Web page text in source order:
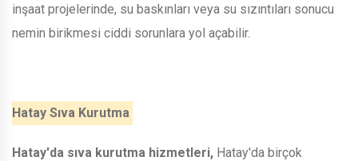
inşaat projelerinde, su baskınları veya su sızıntıları sonucu
nemin birikmesi ciddi sorunlara yol açabilir.
Hatay Sıva Kurutma
Hatay'da sıva kurutma hizmetleri, Hatay'da birçok